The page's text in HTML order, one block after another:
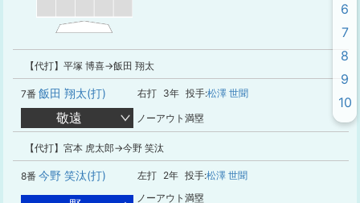
【代打】平塚 博喜→飯田 翔太
7番 飯田 翔太(打) 右打 3年 投手:松澤 世聞
敬遠 ノーアウト満塁
【代打】宮本 虎太郎→今野 笑汰
8番 今野 笑汰(打) 左打 2年 投手:松澤 世聞
ノーアウト満塁
6
7
8
9
10